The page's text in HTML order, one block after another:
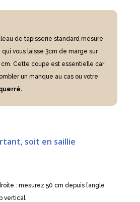
de tapisserie standard mesure
vous laisse 3cm de marge sur
Cette coupe est essentielle car
un manque au cas ou votre
soit en saillie
: mesurez 50 cm depuis l’angle
vertical.